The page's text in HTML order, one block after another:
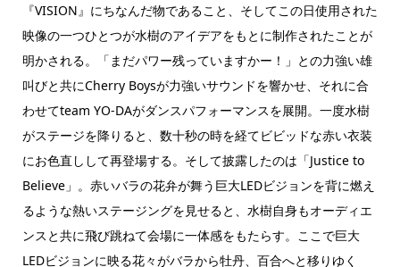
『VISION』にちなんだ物であること、そしてこの日使用された
映像の一つひとつが水樹のアイデアをもとに制作されたことが
明かされる。「まだパワー残っていますかー！」との力強い雄
叫びと共にCherry Boysが力強いサウンドを響かせ、それに合
わせてteam YO-DAがダンスパフォーマンスを展開。一度水樹
がステージを降りると、数十秒の時を経てビビッドな赤い衣装
にお色直しして再登場する。そして披露したのは「Justice to
Believe」。赤いバラの花弁が舞う巨大LEDビジョンを背に燃え
るような熱いステージングを見せると、水樹自身もオーディエ
ンスと共に飛び跳ねて会場に一体感をもたらす。ここで巨大
LEDビジョンに映る花々がバラから牡丹、百合へと移りゆく